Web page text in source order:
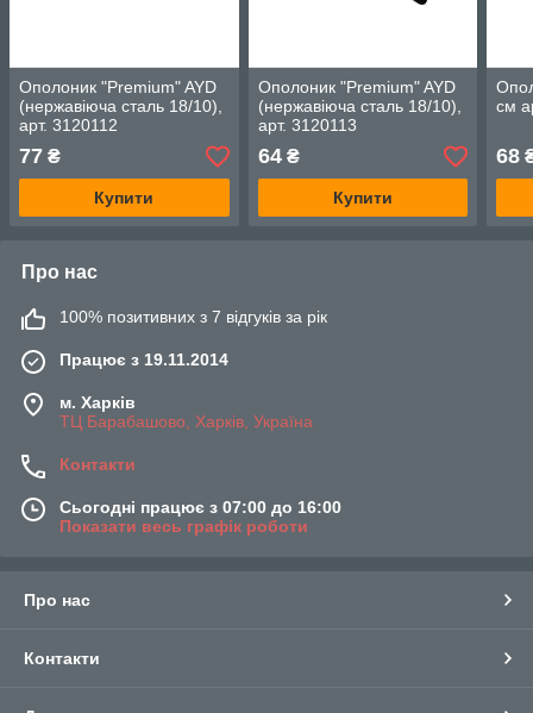
Ополоник "Premium" AYD
(нержавіюча сталь 18/10),
арт. 3120112
77 ₴
Купити
Ополоник "Premium" AYD
(нержавіюча сталь 18/10),
арт. 3120113
64₴
Купити
см
68
Про нас
100% позитивних з 7 відгуків за рік
Працює з 19.11.2014
м. Харків
ТЦ Барабашово, Харків, Україна
Контакти
Сьогодні працює з 07:00 до 16:00
Показати весь графік роботи
Про нас
Контакти